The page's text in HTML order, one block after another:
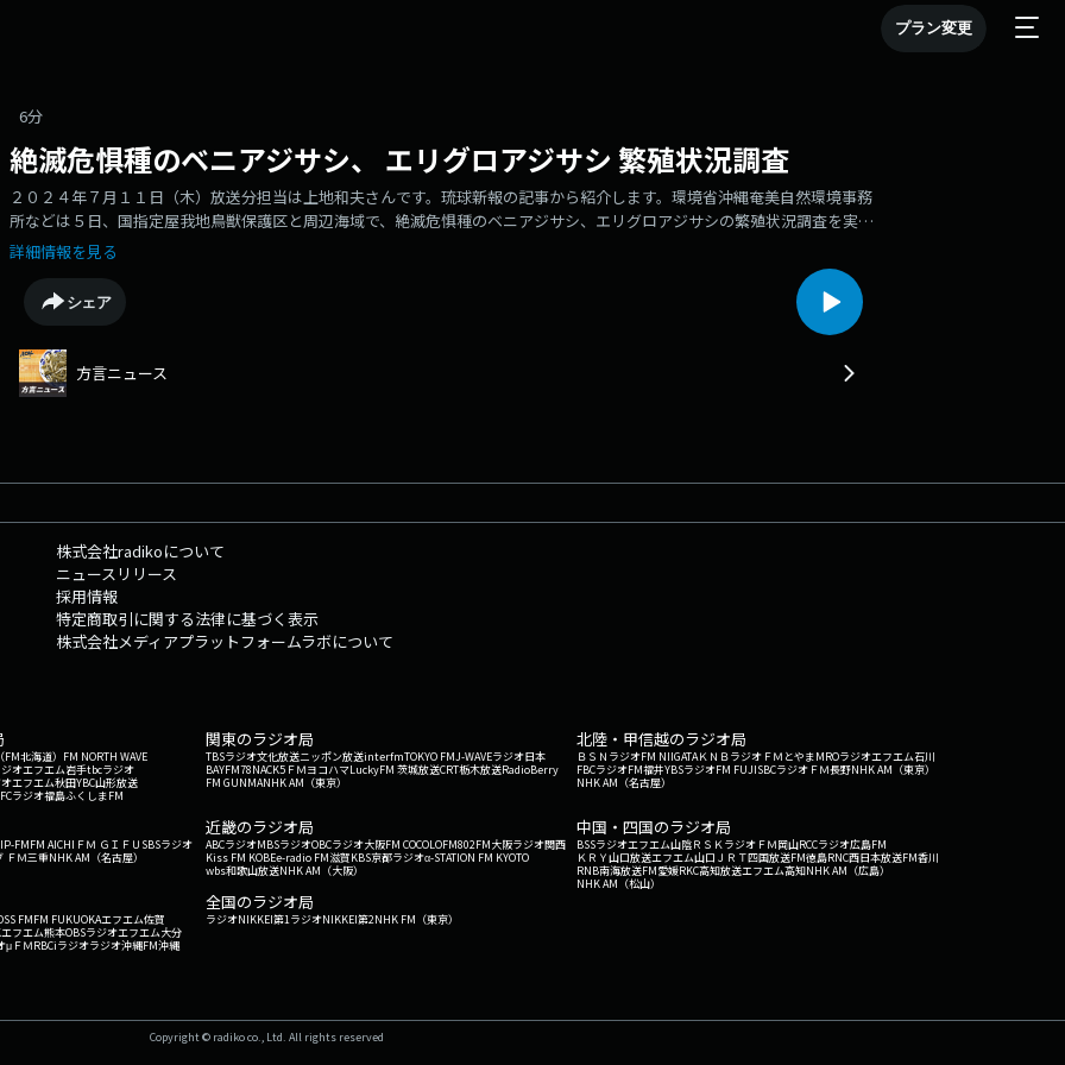
プラン変更
6分
絶滅危惧種のベニアジサシ、 エリグロアジサシ 繁殖状況調査
２０２４年７月１１日（木）放送分担当は上地和夫さんです。琉球新報の記事から紹介します。環境省沖縄奄美自然環境事務
所などは５日、国指定屋我地鳥獣保護区と周辺海域で、絶滅危惧種のベニアジサシ、エリグロアジサシの繁殖状況調査を実施
しました。去年は台風などの影響で、営巣がほとんど確認できませんでしたが、今年は屋我地島周辺の海域で、多くのアジサ
シ類が巣をつくっていることが確認され、岩の間に出てきて頭をひょっこりと上げ下げする、かわいらしいひなの姿も見るこ
とができました。毎年５月ごろにオーストラリアや東南アジアから渡ってきて、屋我地鳥獣保護区周辺で産卵、子育てをして
おり、調査では、ベニアジサシ１０６羽と、５０の巣、ひな１３羽が３カ所の岩礁などで確認されました。エリグロアジサシ
は５０羽と２４の巣、ひな２０羽が９カ所の岩礁などで確認されました。周辺の岩礁では釣り人が岩礁に上陸したことで、多
くの鳥が子育てに失敗した事例も起こっているということで、繁殖が確認された岩礁にロープと案内板を設置し、上陸しない
よう呼び掛ける作業も実施しました。今年の繁殖状況について、沖縄奄美自然保護官事務所の北橋義明所長は「現時点では平
詳細情報を見る
シェア
方言ニュース
株式会社radikoについて
ニュースリリース
採用情報
特定商取引に関する法律に基づく表示
株式会社メディアプラットフォームラボについて
北海道） FM NORTH WAVE
オエフエム岩手tbcラジオ
エフエム秋田YBC山形放送
ラジオ福島ふくしまFM
関東のラジオ局
TBSラジオ文化放送ニッポン放送interfmTOKYO FMJ-WAVEラジオ日本
BAYFM78NACK5 ＦＭヨコハマLuckyFM 茨城放送CRT栃木放送RadioBerry
FM GUNMANHK AM（東京）
北陸・甲信越のラジオ局
ＢＳＮラジオFM NIIGATAＫＮＢラジオ ＦＭとやまMROラジオエフエム石川
FBCラジオFM福井YBSラジオFM FUJISBCラジオ ＦＭ長野NHK AM（東京）
NHK AM（名古屋）
FMFM AICHI ＦＭ ＧＩＦＵ SBSラジオ
ＦＭ三重NHK AM（名古屋）
近畿のラジオ局
ABCラジオMBSラジオOBCラジオ大阪FM COCOLOFM802FM大阪ラジオ関西
Kiss FM KOBEe-radio FM滋賀KBS京都ラジオα-STATION FM KYOTO
wbs和歌山放送NHK AM（大阪）
中国・四国のラジオ局
BSSラジオエフエム山陰ＲＳＫラジオ ＦＭ岡山RCCラジオ広島FM
ＫＲＹ山口放送エフエム山口 ＪＲＴ四国放送FM徳島RNC西日本放送FM香川
RNB南海放送FM愛媛RKC高知放送エフエム高知NHK AM（広島）
NHK AM（松山）
FMFM FUKUOKAエフエム佐賀
フエム熊本OBSラジオエフエム大分
μＦＭRBCiラジオラジオ沖縄FM沖縄
全国のラジオ局
ラジオNIKKEI第1ラジオNIKKEI第2NHK FM（東京）
Copyright © radiko co., Ltd. All rights reserved